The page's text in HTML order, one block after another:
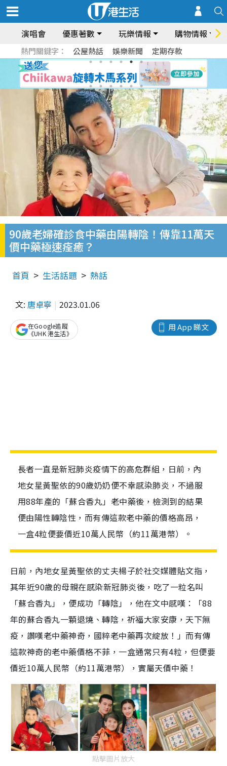
演唱會 優惠著數 玩樂情報 購物情報
熱門關鍵字： 公屋熱話 娛樂新聞 定期存款
90歲老婦確診食中藥由陽轉陰！傳靠11萬天
價中藥極速痊癒？
首頁 生活話題 熱話
文: 唐卓寧 2023.01.06
用 App 睇文
在Google追蹤
《UHK 港生活》
長者一直是新冠肺炎疫情下的高危群組，日前，內
地女星黃聖依的90歲奶奶便不幸感染肺炎，不過服
用88年產的「蘇合香丸」老中藥後，檢測到的結果
便由陽性轉陰性，而有傳這款老中藥的價格高昂，
一盒4粒便要價近10萬人民幣（約11萬港幣）。
日前，內地女星黃聖依的丈夫楊子於社交媒體貼文指，
其年近90歲的母親在感染新冠肺炎後，吃了一粒名叫
「蘇合香丸」，便成功「轉陰」，他在文中感嘆：「88
年的蘇合香丸一顆退燒、轉陰，祈福大家安康，天下無
疫，讚嘆老中藥神奇，國粹老中藥再次綻放！」而有傳
這款神奇的老中藥價格不菲，一盒通常只有4粒，但便要
價近10萬人民幣（約11萬港幣），實屬天價中藥！
點擊圖片放大